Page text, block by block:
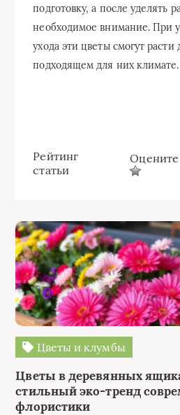
подготовку, а после уделять
необходимое внимание. При
ухода эти цветы смогут
подходящем для них климате.
Рейтинг
статьи
Оцените
Цветы и клумбы
Цветы в деревянных
стильный эко-тренд
флористики